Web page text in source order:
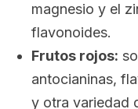
magnesio y el
flavonoides.
Frutos rojos:
antocianinas,
y otra variedad